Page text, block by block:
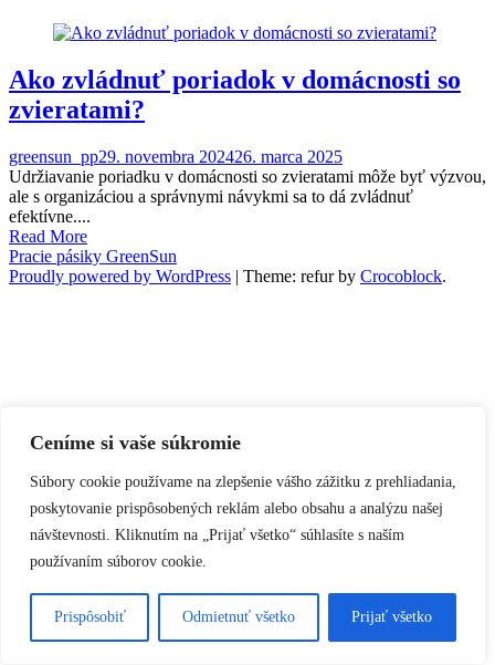
Ceníme si vaše súkromie
Súbory cookie používame na zlepšenie vášho zážitku z prehliadania,
poskytovanie prispôsobených reklám alebo obsahu a analýzu našej
návštevnosti. Kliknutím na „Prijať všetko“ súhlasíte s naším
používaním súborov cookie.
Prispôsobiť Odmietnuť všetko Prijať všetko
Ako zvládnuť poriadok v domácnosti so
zvieratami?
greensun_pp29. novembra 202426. marca 2025
Udržiavanie poriadku v domácnosti so zvieratami môže byť výzvou,
ale s organizáciou a správnymi návykmi sa to dá zvládnuť
efektívne....
Read More
Pracie pásiky GreenSun
Proudly powered by WordPress | Theme: refur by Crocoblock.